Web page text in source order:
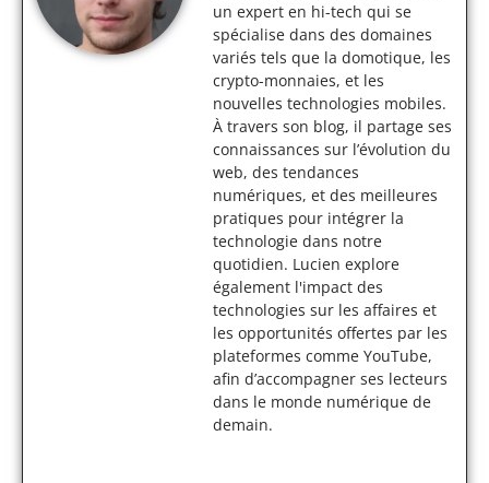
un expert en hi-tech qui se
spécialise dans des domaines
variés tels que la domotique, les
crypto-monnaies, et les
nouvelles technologies mobiles.
À travers son blog, il partage ses
connaissances sur l’évolution du
web, des tendances
numériques, et des meilleures
pratiques pour intégrer la
technologie dans notre
quotidien. Lucien explore
également l'impact des
technologies sur les affaires et
les opportunités offertes par les
plateformes comme YouTube,
afin d’accompagner ses lecteurs
dans le monde numérique de
demain.